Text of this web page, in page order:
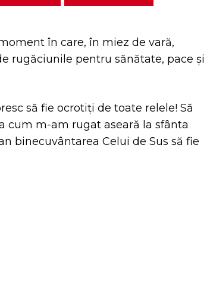
în care, în miez de vară,
rugăciunile pentru sănătate, pace și
să fie ocrotiți de toate relele! Să
cum m-am rugat aseară la sfânta
binecuvântarea Celui de Sus să fie